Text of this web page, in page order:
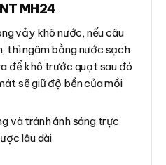
MH24
vảy khô nước, nếu câu
thì ngâm bằng nước sạch
để khô trước quạt sau đó
sẽ giữ độ bền của mồi
và tránh ánh sáng trực
lâu dài